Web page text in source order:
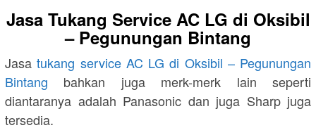
Jasa Tukang Service AC LG di Oksibil
– Pegunungan Bintang
Jasatukang service AC LG di Oksibil – Pegunungan
Bintang bahkan juga merk-merk lain seperti
diantaranya adalah Panasonic dan juga Sharp juga
tersedia.